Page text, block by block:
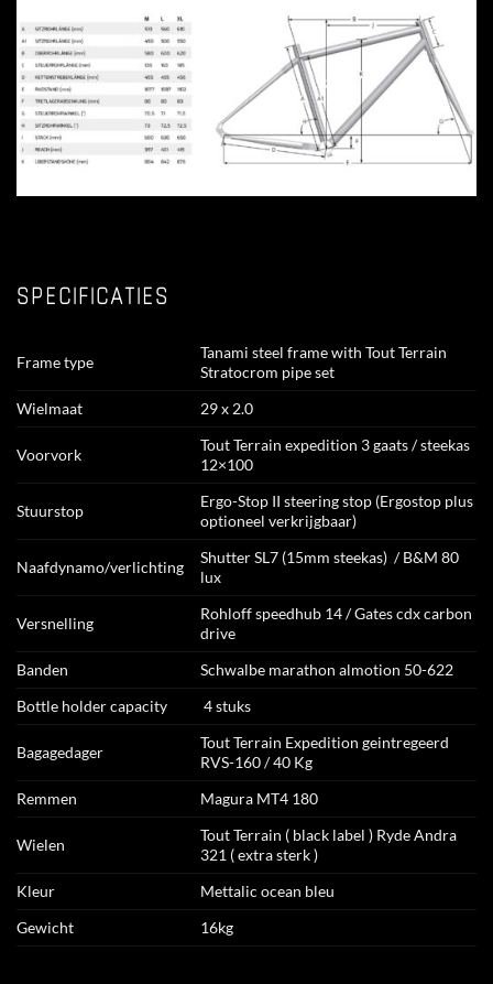
SPECIFICATIES
Frame type
Tanami steel frame with Tout Terrain
Stratocrom pipe set
Wielmaat
29 x 2.0
Voorvork
Tout Terrain expedition 3 gaats / steekas
12×100
Stuurstop
Ergo-Stop II steering stop (Ergostop plus
optioneel verkrijgbaar)
Naafdynamo/verlichting
Shutter SL7 (15mm steekas) / B&M 80
lux
Versnelling
Rohloff speedhub 14 / Gates cdx carbon
drive
Banden
Schwalbe marathon almotion 50-622
Bottle holder capacity
4 stuks
Bagagedager
Tout Terrain Expedition geintregeerd
RVS-160 / 40 Kg
Remmen
Magura MT4 180
Wielen
Tout Terrain ( black label ) Ryde Andra
321 ( extra sterk )
Kleur
Mettalic ocean bleu
Gewicht
16kg